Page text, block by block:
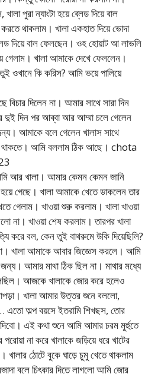
পুরা ন্যাংটা হয়ে ব্লেড দিয়ে বাল
থাকলাম। খালা একহাত দিয়ে ভোদা
দিয়ে বাল ফেলছেন। ওহ হোয়াট আ লাভলি
গেলাম। খালা আমাকে দেখে ফেললেন।
ওখানে কি করিস? আমি ভয়ে পালিয়ে
বিচার দিলেন না। আমার সাথে সারা দিন
দুই দিন পর আব্বা আর আম্মা চলে গেলেন
আমাকে বলে গেলেন খালাস সাথে
থাকতে। আমি বললাম ঠিক আছে। chota
আর খালা। আমার কেমন কেমন জানি
গেছে। খালা আমাকে খেতে ডাকলেন তার
গেলাম। খাওয়া শুরু করলাম। খালা খাওয়া
না। খাওয়া শেষ করলাম। তারপর খালা
করে বল, কেন তুই বাথরুমে উকি দিয়েছিলি?
খালা আমাকে আবার জিজ্ঞেস করলে। আমি
আমার মাথা ঠিক ছিল না। মাথার মধ্যে
আজকে খালাকে জোর করে হলেও
খালা আমার উত্তর শুনে বললো,
এতো অল্প বয়সে ইতরামি শিখছস, তোর
এই কথা শুনে আমি আমার চরম মুর্হুতে
না করে খালাকে জড়িয়ে ধরে খাটের
ঠোটে বুকে ঘাড়ে চুমু খেতে থাকলাম
বলে চিৎকার দিতে লাগলো আমি জোর